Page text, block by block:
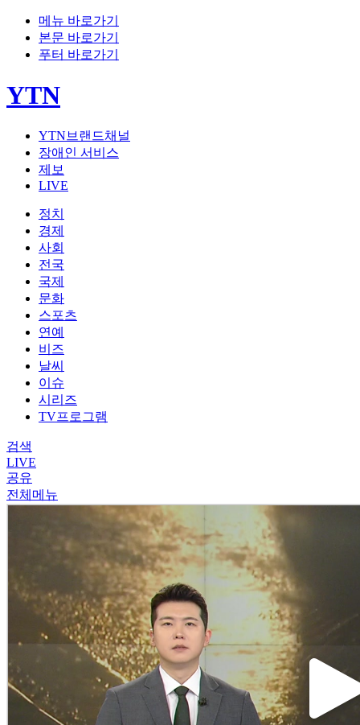
메뉴 바로가기
본문 바로가기
푸터 바로가기
YTN
YTN브랜드채널
장애인 서비스
제보
LIVE
정치
경제
사회
전국
국제
문화
스포츠
연예
비즈
날씨
이슈
시리즈
TV프로그램
검색
LIVE
공유
전체메뉴